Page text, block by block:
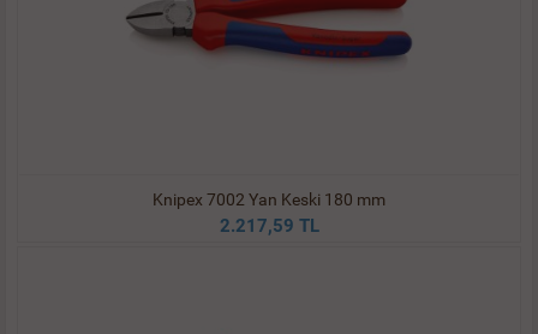
Knipex 7002 Yan Keski 180 mm
2.217,59 TL